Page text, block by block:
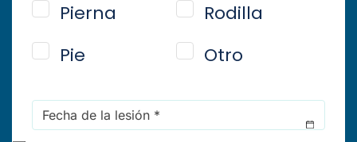
Pierna
Rodilla
Pie
Otro
Date
of